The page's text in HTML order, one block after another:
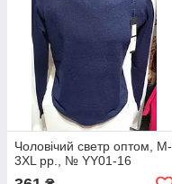
Чоловічий светр оптом, M-
3XL рр., № YY01-16